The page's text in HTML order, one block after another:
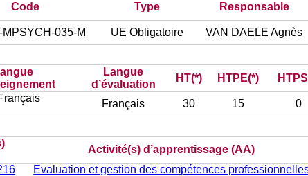
Code Type Responsable
MPSYCH-035-M UE Obligatoire VAN DAELE Agnès
Langue
d’évaluation
HT(*) HTPE(*)
Français 30 15 0
Activité(s) d’apprentissage (AA)
Evaluation et gestion des compétences